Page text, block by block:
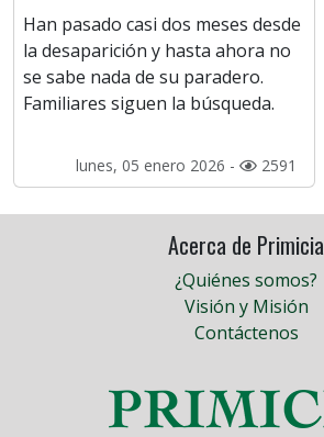
Han pasado casi dos meses desde
la desaparición y hasta ahora no
se sabe nada de su paradero.
Familiares siguen la búsqueda.
lunes, 05 enero 2026 - 2591
Acerca de Primicia
¿Quiénes somos?
Visión y Misión
Contáctenos